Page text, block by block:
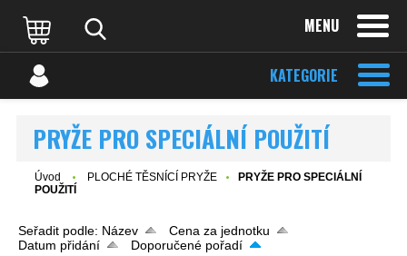
MENU
KATEGORIE
PRYŽE PRO SPECIÁLNÍ POUŽITÍ
Úvod PLOCHÉ TĚSNÍCÍ PRYŽE
PRYŽE PRO SPECIÁLNÍ
POUŽITÍ
Seřadit podle: Název
Cena za jednotku
Datum přidání
Doporučené pořadí